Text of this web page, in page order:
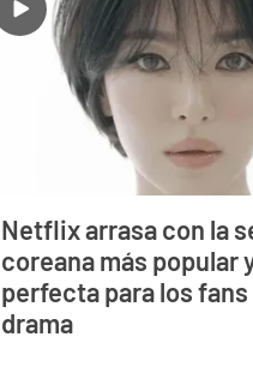
Netflix arrasa con la
coreana más popular
perfecta para los fans
drama